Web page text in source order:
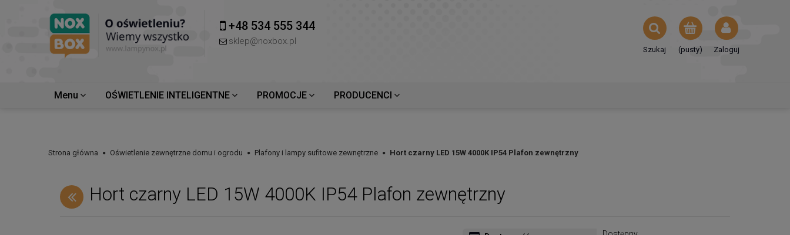
+48 534 555 344
sklep@noxbox.pl
(pusty) Zaloguj
Szukaj
Menu OŚWIETLENIE INTELIGENTNE PROMOCJE PRODUCENCI
Strona główna Oświetlenie zewnętrzne domu i ogrodu Plafony i lampy sufitowe zewnętrzne Hort czarny LED 15W 4000K IP54 Plafon zewnętrzny
Hort czarny LED 15W 4000K IP54 Plafon zewnętrzny